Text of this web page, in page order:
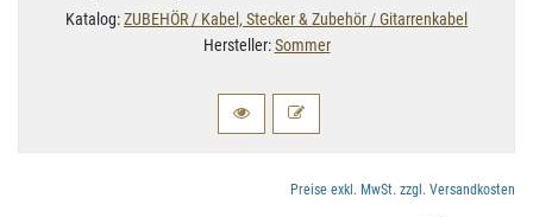
Katalog:ZUBEHÖR / Kabel, Stecker & Zubehör / Gitarrenkabel
Hersteller:Sommer
Preise exkl. MwSt. zzgl. Versandkosten